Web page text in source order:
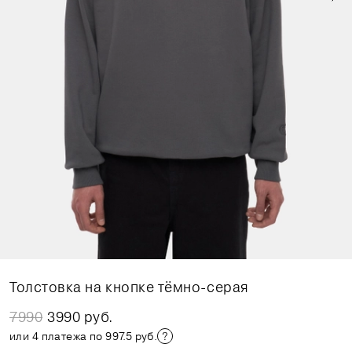
Толстовка на кнопке тёмно-серая
7990 3990 руб.
или 4 платежа по 997.5 руб.